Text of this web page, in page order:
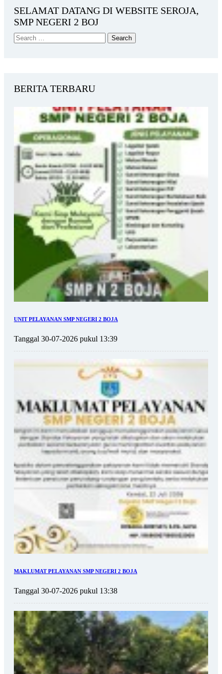
SELAMAT DATANG DI WEBSITE SEROJA,
SMP NEGERI 2 BOJ
BERITA TERBARU
UNIT PELAYANAN SMP NEGERI 2 BOJA
Tanggal 30-07-2026 pukul 13:39
MAKLUMAT PELAYANAN SMP NEGERI 2 BOJA
Tanggal 30-07-2026 pukul 13:38